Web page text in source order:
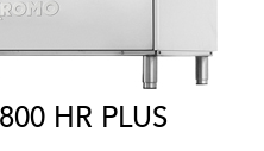
HR PLUS